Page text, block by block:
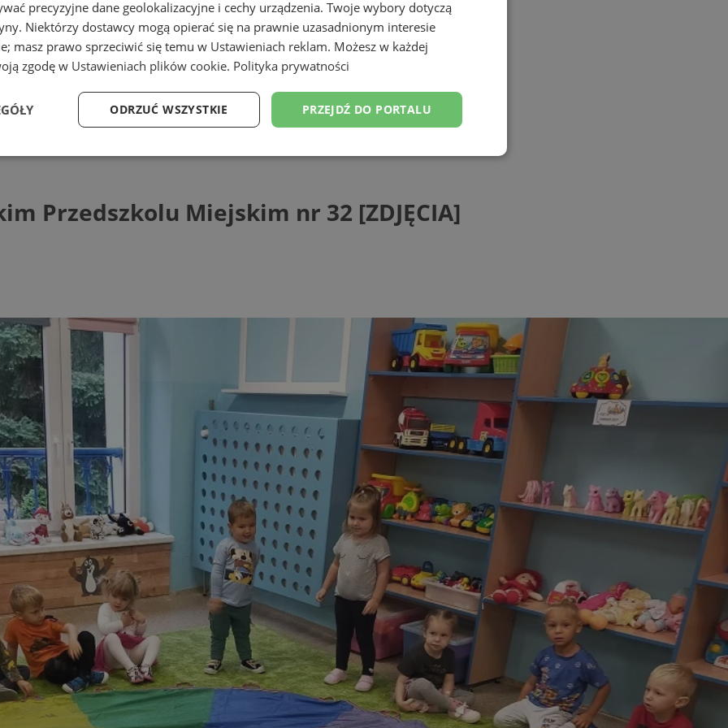
Miejskim nr 32 [ZDJĘCIA]
Przedszkolu Miejskim nr 32 [ZDJĘCIA]
precyzyjne dane geolokalizacyjne i cechy urządzenia. Twoje wybory dotyczą
Niektórzy dostawcy mogą opierać się na prawnie uzasadnionym interesie
masz prawo sprzeciwić się temu w Ustawieniach reklam. Możesz w każdej
zgodę w Ustawieniach plików cookie. Polityka prywatności
PRZEJDŹ DO PORTALU
ODRZUĆ WSZYSTKIE
Wydajność Targetowanie Funkcjonalność Niesklasyfikowane
niezbędnych plików cookie nie można prawidłowo korzystać ze strony internetowej.
/
Domena
rudaslaska.com.pl
Ten plik cookie przechowuje identyfikator sesji.
rudaslaska.com.pl
Ten plik cookie przechowuje identyfikator sesji.
Ten plik cookie przechowuje identyfikator sesji.
.tiktok.com
Ten plik cookie jest używany do celów
uwierzytelniania i bezpieczeństwa, zapewniając, że
użytkownicy pozostają zalogowani, a ich dane są
zabezpieczone, jak poruszać się przez witrynę
internetową lub interakcji z jej usług.
Cloudflare Inc.
.x.com
Ten plik cookie służy do rozróżniania ludzi i botów.
Jest to korzystne dla strony internetowej, ponieważ
umożliwia tworzenie ważnych raportów na temat
korzystania z jej witryny internetowej.
Cloudflare Inc.
.twitter.com
29 minut 59
sekund
Ten plik cookie służy do rozróżniania ludzi i botów.
Jest to korzystne dla strony internetowej, ponieważ
umożliwia tworzenie ważnych raportów na temat
korzystania z jej witryny internetowej.
YouTube
.youtube.com
5 miesięcy 4
tygodnie
Ten plik cookie jest używany do przechowywania
zgody użytkownika i wyboru prywatności dla ich
interakcji z witryną. Rejestruje dane dotyczące
zgody odwiedzającego na różne polityki i
ustawienia prywatności, zapewniając, że ich
preferencje zostaną uhonorowane w przyszłych
CookieScript
4 tygodnie 2 dni
Ten plik cookie jest używany przez usługę Cookie-
Polityce prywatności Google